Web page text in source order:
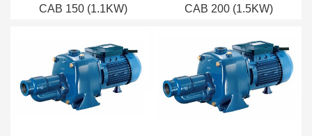
CAB 150 (1.1KW)
CAB 200 (1.5KW)